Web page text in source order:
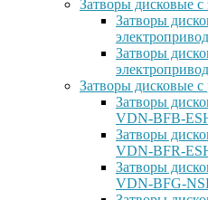
Затворы дисковые
Затворы
Затворы
Затворы дисковые
Затворы
VDN-BFB-
Затворы
VDN-BFR-
Затворы
VDN-BFG-